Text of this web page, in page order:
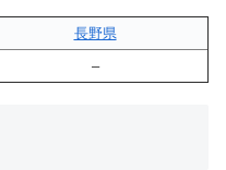
長野県
–